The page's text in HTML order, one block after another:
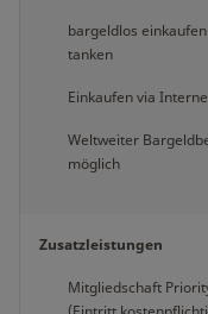
bargeldlos
tanken
Einkaufen via
Weltweiter
möglich
Zusatzleistungen
Mitgliedschaft